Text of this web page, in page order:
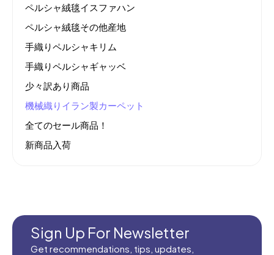
ペルシャ絨毯イスファハン
ペルシャ絨毯その他産地
手織りペルシャキリム
手織りペルシャギャッベ
少々訳あり商品
機械織りイラン製カーペット
全てのセール商品！
新商品入荷
Sign Up For Newsletter
Get recommendations, tips, updates,